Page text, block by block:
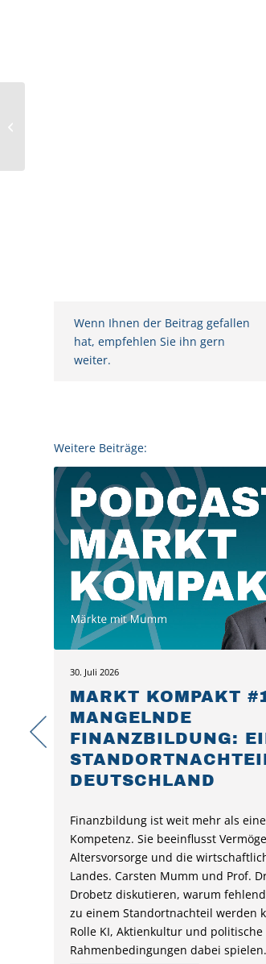
Wenn Ihnen der Beitrag gefallen
hat, empfehlen Sie ihn gern
weiter.
Weitere Beiträge:
MARKT KOMPAKT
MANGELNDE
FINANZBILDUNG:
DEUTSCHLAND
Finanzbildung ist weit mehr als
Kompetenz. Sie beeinflusst
Altersvorsorge und die
Landes. Carsten Mumm und Prof.
Drobetz diskutieren, warum
zu einem Standortnachteil werden
Rolle KI, Aktienkultur und politische
Rahmenbedingungen dabei spielen.
30. Juli 2026